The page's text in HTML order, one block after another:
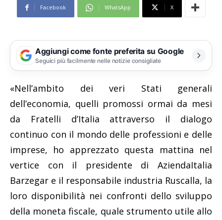
Facebook WhatsApp X
Aggiungi come fonte preferita su Google
Seguici più facilmente nelle notizie consigliate
«Nell’ambito dei veri Stati generali
dell’economia, quelli promossi ormai da mesi
da Fratelli d’Italia attraverso il dialogo
continuo con il mondo delle professioni e delle
imprese, ho apprezzato questa mattina nel
vertice con il presidente di AziendaItalia
Barzegar e il responsabile industria Ruscalla, la
loro disponibilità nei confronti dello sviluppo
della moneta fiscale, quale strumento utile allo